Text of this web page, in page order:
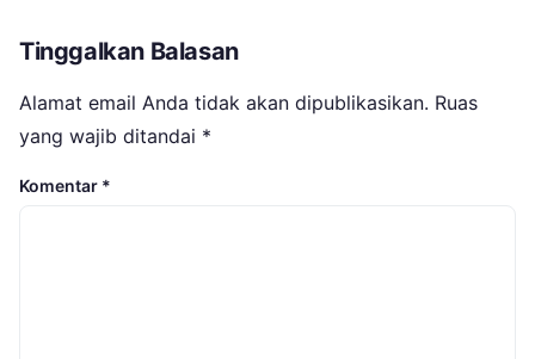
Tinggalkan Balasan
Alamat email Anda tidak akan dipublikasikan. Ruas
yang wajib ditandai *
Komentar *